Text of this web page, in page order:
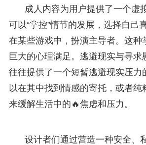
成人内容为用户提供了一个虚
可以“掌控”情节的发展，选择自己
在某些游戏中，扮演主导者。这种
巨大的心理满足。逃避现实与寻求
往往提供了一个短暂逃避现实压力
以在其中找到情感的寄托，或者纯
来缓解生活中的🔥焦虑和压力。
设计者们通过营造一种安全、